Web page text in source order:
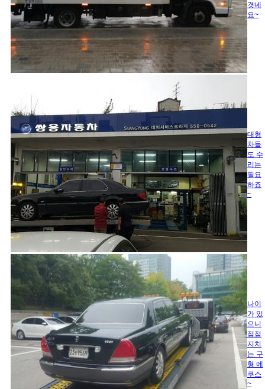
겻네
요~
대형
차들
도 수
리는
필요
하죠
~
나이
가 있
으니
점점
지치
는 구
형 에
쿠스
~